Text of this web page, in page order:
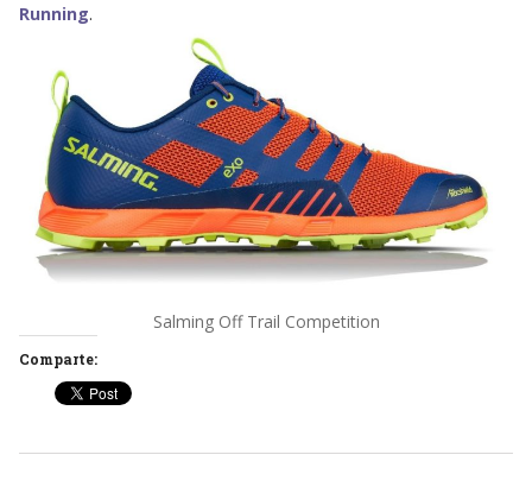
Running.
Salming Off Trail Competition
Comparte: